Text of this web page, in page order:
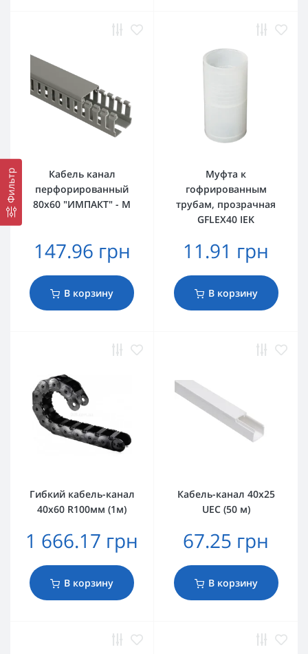
Фильтр
Кабель канал
перфорированный
80х60 "ИМПАКТ" - М
147.96 грн
В корзину
Муфта к
гофрированным
трубам, прозрачная
GFLEX40 IEK
11.91 грн
В корзину
Гибкий кабель-канал
40х60 R100мм (1м)
1 666.17 грн
В корзину
Кабель-канал 40х25
UEC (50 м)
67.25 грн
В корзину